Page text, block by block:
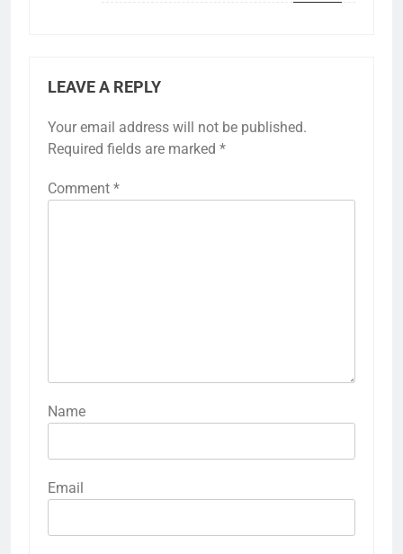
LEAVE A REPLY
Your email address will not be published.
Required fields are marked *
Comment *
Name
Email